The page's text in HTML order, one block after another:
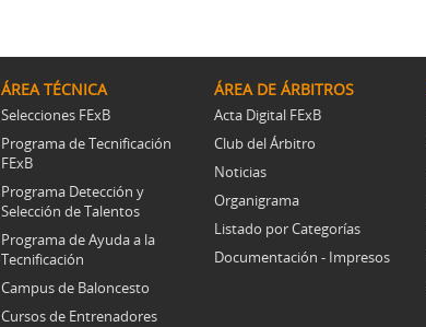
ÁREA TÉCNICA
Selecciones FExB
Programa de Tecnificación
FExB
Programa Detección y
Selección de Talentos
Programa de Ayuda a la
Tecnificación
Campus de Baloncesto
Cursos de Entrenadores
ÁREA DE ÁRBITROS
Acta Digital FExB
Club del Árbitro
Noticias
Organigrama
Listado por Categorías
Documentación - Impresos